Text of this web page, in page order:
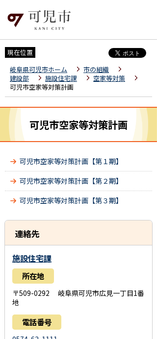
現在位置
岐阜県可児市ホーム
市の組織
建設部
施設住宅課
空家等対策
可児市空家等対策計画
可児市空家等対策計画
可児市空家等対策計画【第１期】
可児市空家等対策計画【第２期】
可児市空家等対策計画【第３期】
連絡先
施設住宅課
所在地
〒509-0292 岐阜県可児市広見一丁目1番
地
電話番号